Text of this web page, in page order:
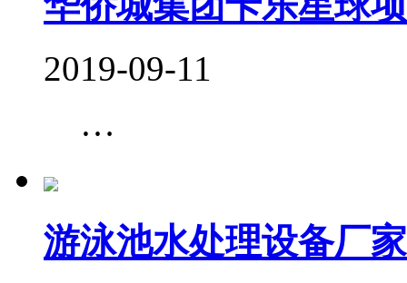
2019-09-11
…
游泳池水处理设备厂家